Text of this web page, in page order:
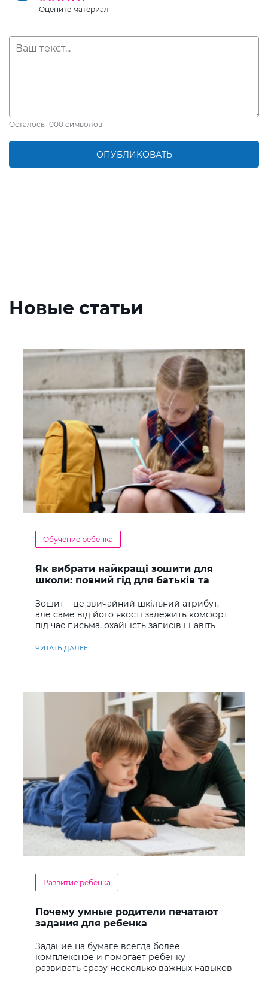
Оцените материал
Осталось 1000 символов
ОПУБЛИКОВАТЬ
Новые статьи
Обучение ребенка
Як вибрати найкращі зошити для
школи: повний гід для батьків та
Зошит – це звичайний шкільний атрибут,
але саме від його якості залежить комфорт
під час письма, охайність записів і навіть
ЧИТАТЬ ДАЛЕЕ
Развитие ребенка
Почему умные родители печатают
задания для ребенка
Задание на бумаге всегда более
комплексное и помогает ребенку
развивать сразу несколько важных навыков